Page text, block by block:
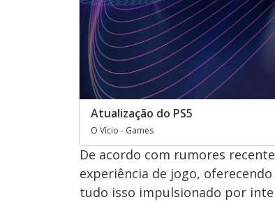
Atualização do PS5
O Vício - Games
De acordo com rumores
experiência de jogo,
tudo isso impulsionado por